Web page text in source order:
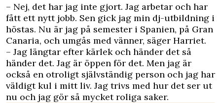
– Nej, det har jag inte gjort. Jag arbetar och har
fått ett nytt jobb. Sen gick jag min dj-utbildning i
höstas. Nu är jag på semester i Spanien, på Gran
Canaria, och umgås med vänner, säger Harriet.
– Jag längtar efter kärlek och händer det så
händer det. Jag är öppen för det. Men jag är
också en otroligt självständig person och jag har
väldigt kul i mitt liv. Jag trivs med hur det ser ut
nu och jag gör så mycket roliga saker.